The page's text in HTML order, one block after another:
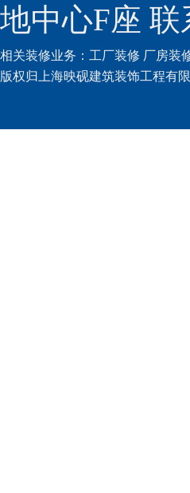
地中心F座 联
相关装修业务： 工厂装修 厂房装
版权归上海映砚建筑装饰工程有